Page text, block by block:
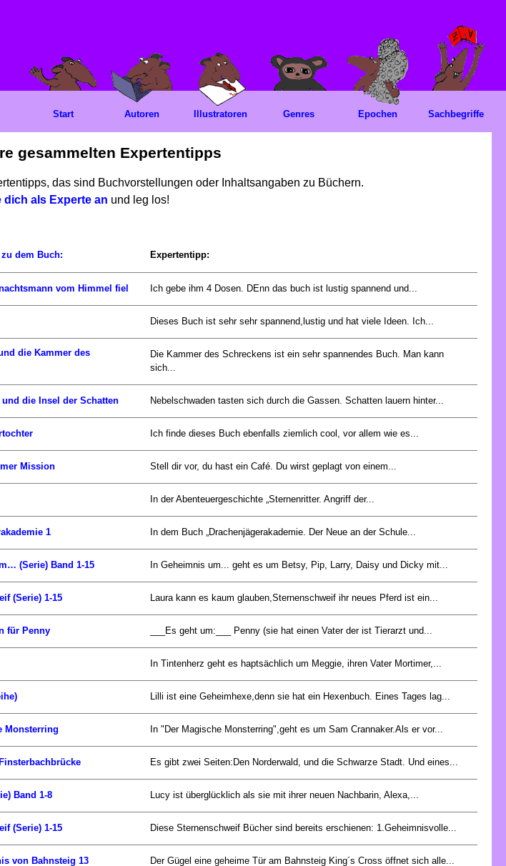
gesammelten Expertentipps
das sind Buchvorstellungen oder Inhaltsangaben zu Büchern.
dich als Experte an und leg los!
dem Buch: Expertentipp:
vom Himmel fiel Ich gebe ihm 4 Dosen. DEnn das buch ist lustig spannend und...
Dieses Buch ist sehr sehr spannend,lustig und hat viele Ideen. Ich...
die Kammer des
Die Kammer des Schreckens ist ein sehr spannendes Buch. Man kann
sich...
die Insel der Schatten Nebelschwaden tasten sich durch die Gassen. Schatten lauern hinter...
Ich finde dieses Buch ebenfalls ziemlich cool, vor allem wie es...
Mission Stell dir vor, du hast ein Café. Du wirst geplagt von einem...
In der Abenteuergeschichte „Sternenritter. Angriff der...
1 In dem Buch „Drachenjägerakademie. Der Neue an der Schule...
(Serie) Band 1-15 In Geheimnis um... geht es um Betsy, Pip, Larry, Daisy und Dicky mit...
(Serie) 1-15 Laura kann es kaum glauben,Sternenschweif ihr neues Pferd ist ein...
für Penny ___Es geht um:___ Penny (sie hat einen Vater der ist Tierarzt und...
In Tintenherz geht es haptsächlich um Meggie, ihren Vater Mortimer,...
Lilli ist eine Geheimhexe,denn sie hat ein Hexenbuch. Eines Tages lag...
Monsterring In "Der Magische Monsterring",geht es um Sam Crannaker.Als er vor...
Es gibt zwei Seiten:Den Norderwald, und die Schwarze Stadt. Und eines...
Band 1-8 Lucy ist überglücklich als sie mit ihrer neuen Nachbarin, Alexa,...
(Serie) 1-15 Diese Sternenschweif Bücher sind bereits erschienen: 1.Geheimnisvolle...
von Bahnsteig 13 Der Gügel eine geheime Tür am Bahnsteig King´s Cross öffnet sich alle...
Start Autoren Illustratoren Genres Epochen Sachbegriffe